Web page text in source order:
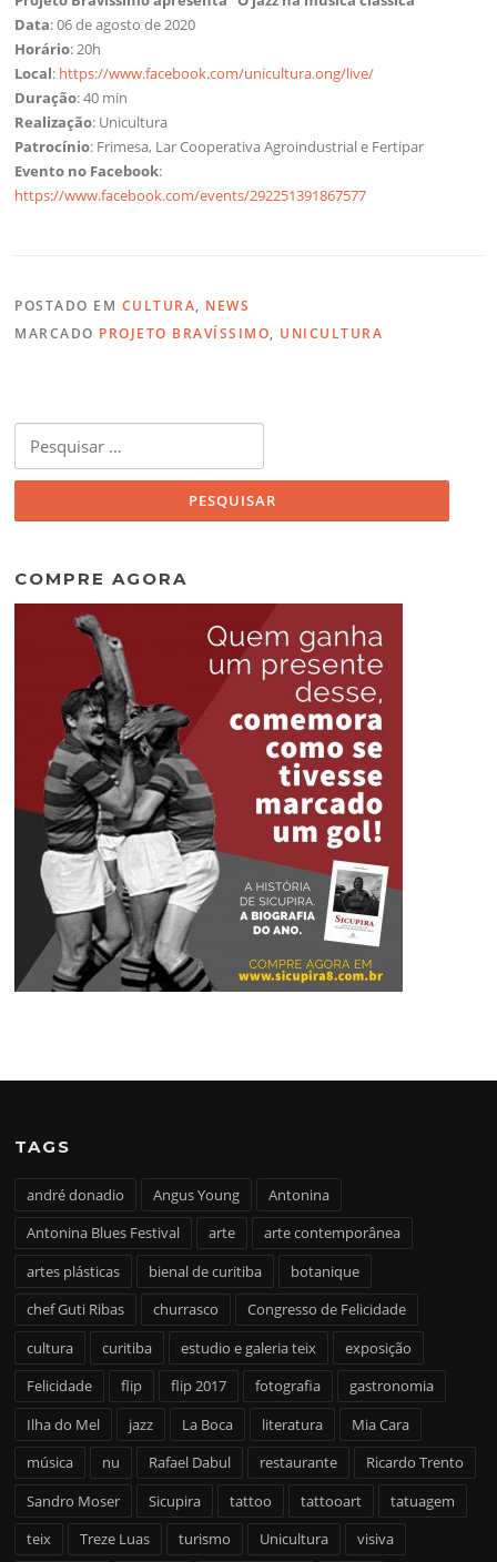
Data: 06 de agosto de 2020
Horário: 20h
Local: https://www.facebook.com/unicultura.ong/live/
Duração: 40 min
Realização: Unicultura
Patrocínio: Frimesa, Lar Cooperativa Agroindustrial e Fertipar
Evento no Facebook:
https://www.facebook.com/events/292251391867577
POSTADO EM CULTURA, NEWS
MARCADO PROJETO BRAVÍSSIMO, UNICULTURA
por:
COMPRE AGORA
TAGS
andré donadio Angus Young
Antonina
Antonina Blues Festival
arte
arte contemporânea
artes plásticas
bienal de curitiba
botanique
chef Guti Ribas
churrasco
Congresso de Felicidade
cultura
curitiba estudio e galeria teix
exposição
Felicidade
flip flip 2017 fotografia
gastronomia
Ilha do Mel
jazz La Boca literatura
Mia Cara
música
nu Rafael Dabul restaurante
Ricardo Trento
Sandro Moser
Sicupira tattoo tattooart
tatuagem
teix
Treze Luas turismo Unicultura
visiva